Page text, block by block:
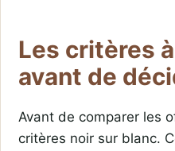
Les critères
avant de
Avant de comparer les
critères noir sur blanc.